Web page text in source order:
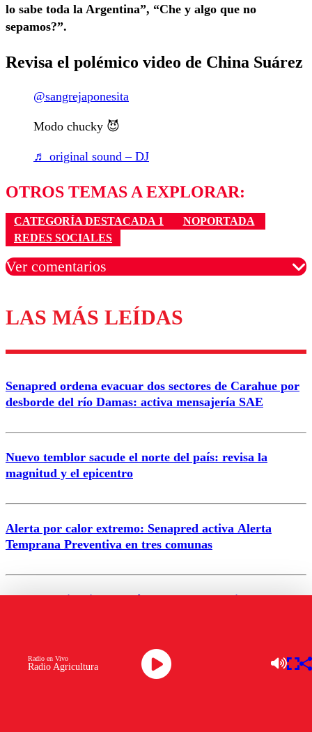
lo sabe toda la Argentina”, “Che y algo que no
sepamos?”.
Revisa el polémico video de China Suárez
@sangrejaponesita
Modo chucky 😈
♬ original sound – DJ
OTROS TEMAS A EXPLORAR:
CATEGORÍA DESTACADA 1
NOPORTADA
REDES SOCIALES
Ver comentarios
Los comentarios son moderados para garantizar un
diálogo respetuoso.
Nombre
Correo
LAS MÁS LEÍDAS
Senapred ordena evacuar dos sectores de Carahue por
desborde del río Damas: activa mensajería SAE
Nuevo temblor sacude el norte del país: revisa la
magnitud y el epicentro
Alerta por calor extremo: Senapred activa Alerta
Temprana Preventiva en tres comunas
Semana legislativa estará marcada por el fin de la
VER MÁS
Radio Agricultura
Radio en Vivo